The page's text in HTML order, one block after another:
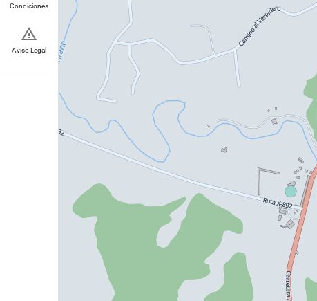
Condiciones
Aviso Legal